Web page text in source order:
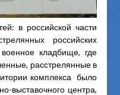
в российской части
российских
кладбище, где
расстрелянные в
комплекса было
выставочного центра,